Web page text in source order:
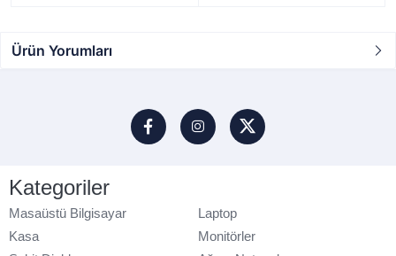
Ürün Yorumları
Kategoriler
Masaüstü Bilgisayar
Laptop
Kasa
Monitörler